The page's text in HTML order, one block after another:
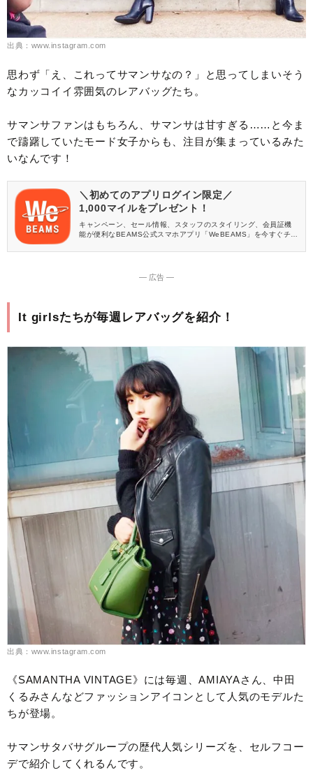
出典：www.instagram.com
思わず「え、これってサマンサなの？」と思ってしまいそう
なカッコイイ雰囲気のレアバッグたち。
サマンサファンはもちろん、サマンサは甘すぎる……と今ま
で躊躇していたモード女子からも、注目が集まっているみた
いなんです！
＼初めてのアプリログイン限定／
1,000マイルをプレゼント！
キャンペーン、セール情報、スタッフのスタイリング、会員証機
能が便利なBEAMS公式スマホアプリ「WeBEAMS」を今すぐチェ
― 広告 ―
It girlsたちが毎週レアバッグを紹介！
出典：www.instagram.com
《SAMANTHA VINTAGE》には毎週、AMIAYAさん、中田
くるみさんなどファッションアイコンとして人気のモデルた
ちが登場。
サマンサタバサグループの歴代人気シリーズを、セルフコー
デで紹介してくれるんです。